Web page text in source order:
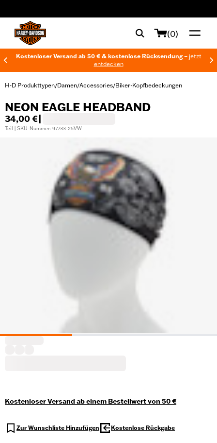
(0)
Kostenloser Versand ab 50 € & kostenlose Rücksendung – jetzt
entdecken
H-D Produkttypen/Damen/Accessories/Biker-Kopfbedeckungen
NEON EAGLE HEADBAND
34,00 €
Teil | SKU-Nummer: 97733-25VW
Kostenloser Versand ab einem Bestellwert von 50 €
Zur Wunschliste Hinzufügen Kostenlose Rückgabe